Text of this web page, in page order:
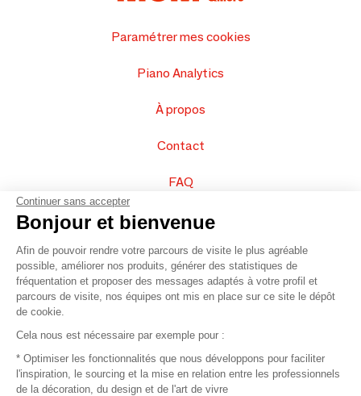
Paramétrer mes cookies
Piano Analytics
À propos
Contact
FAQ
Vendez vos produits
Plan du site
© 2016 –Organisation SAFI
Recrutement
Continuer sans accepter
Bonjour et bienvenue
Afin de pouvoir rendre votre parcours de visite le plus agréable
possible, améliorer nos produits, générer des statistiques de
fréquentation et proposer des messages adaptés à votre profil et
parcours de visite, nos équipes ont mis en place sur ce site le dépôt
de cookie.
Cela nous est nécessaire par exemple pour :
* Optimiser les fonctionnalités que nous développons pour faciliter
l'inspiration, le sourcing et la mise en relation entre les professionnels
de la décoration, du design et de l'art de vivre